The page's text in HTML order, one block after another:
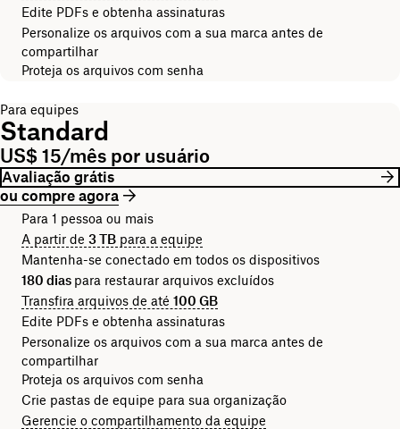
Edite PDFs e obtenha assinaturas
Personalize os arquivos com a sua marca antes de
compartilhar
Proteja os arquivos com senha
Para equipes
Standard
US$ 15/mês por usuário
Avaliação grátis
ou compre agora
Para 1 pessoa ou mais
A partir de 3 TB para a equipe
Mantenha-se conectado em todos os dispositivos
180 dias para restaurar arquivos excluídos
Transfira arquivos de até 100 GB
Edite PDFs e obtenha assinaturas
Personalize os arquivos com a sua marca antes de
compartilhar
Proteja os arquivos com senha
Crie pastas de equipe para sua organização
Gerencie o compartilhamento da equipe